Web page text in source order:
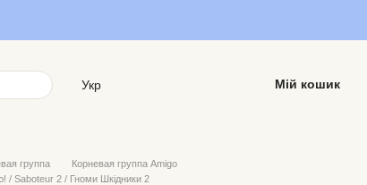
Укр Мій кошик
группа
Корневая группа Amigo
/ Saboteur 2 / Гноми Шкідники 2